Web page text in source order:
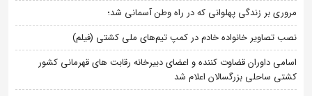
مروری بر زندگی پهلوانی که در راه وطن آسمانی شد؛
نصب تصاویر خانواده خادم در کمپ تیم‌های ملی کشتی (فیلم)
اسامی داوران قضاوت کننده و اعضای دبیرخانه رقابت های قهرمانی کشور
کشتی ساحلی بزرگسالان اعلام شد